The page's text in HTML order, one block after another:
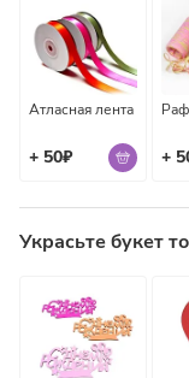
Атласная лента
+ 50₽ +
Украсьте букет